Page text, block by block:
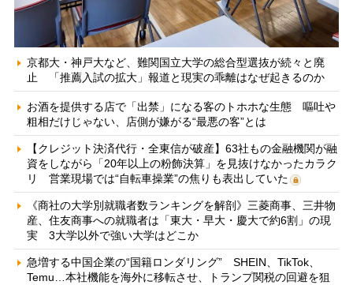
京都大・神戸大など、難関国立大学の総合型選抜が続々と廃
止 「推薦入試の拡大」報道と現実の乖離はなぜ起きるのか
お酒を提供する店で「出禁」になる客のトホホな生態 嘔吐や
粗相だけじゃない、店側が嫌がる“最悪の客”とは
【クレジット決済代行・全東信が破産】63社もの金融機関が融
資をしながら「20年以上の粉飾決算」を見抜けなかったカラク
リ 営業現場では“自転車操業”の焦りも表出していた
《商社の大学別就職者数ランキングを解剖》三菱商事、三井物
産、住友商事への就職者は「東大・早大・慶大で約6割」の現
実 3大学以外で強い大学はどこか
急増する中国企業の“国籍ロンダリング” SHEIN、TikTok、
Temu…本社機能を海外に移転させ、トランプ関税の回避を狙